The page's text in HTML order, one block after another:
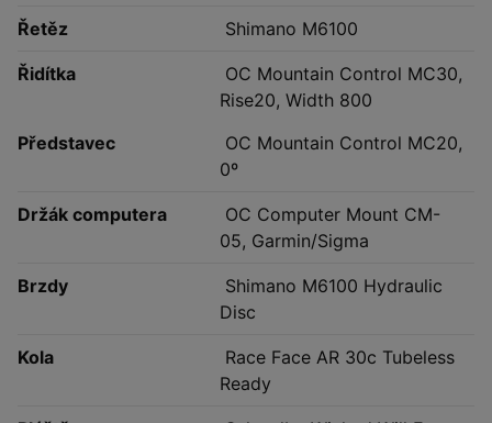
Řetěz Shimano M6100
Řidítka
OC Mountain Control MC30,
Rise20, Width 800
Představec
OC Mountain Control MC20,
0º
Držák computera
OC Computer Mount CM-
05, Garmin/Sigma
Brzdy
Shimano M6100 Hydraulic
Disc
Kola
Race Face AR 30c Tubeless
Ready